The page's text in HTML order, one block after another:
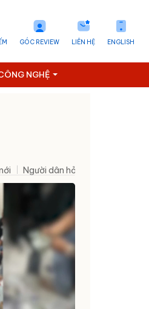
ENGLISH
LIÊN HỆ
GÓC REVIEW
NGHỆ
Người dân hỏi – Cơ quan nhà